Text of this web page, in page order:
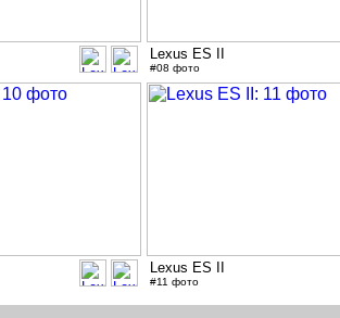
Lexus ES II
#08 фото
Lexus ES II
#11 фото